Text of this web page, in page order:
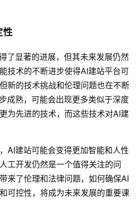
性
了显著的进展，但其未来发展仍然
技术的不断进步使得AI建站平台可
新的技术挑战和伦理问题也在不断
成熟，可能会出现更多类似于深度
为先进的技术，而这些技术对AI建
AI建站可能会变得更加智能和人性
工开发仍然是一个值得关注的问
来了伦理和法律问题，如何确保AI
可控性，将成为未来发展的重要课